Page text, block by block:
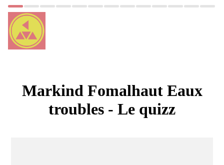
Markind Fomalhaut Eaux
troubles - Le quizz